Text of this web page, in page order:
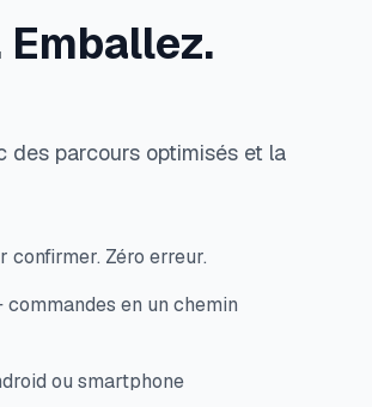
Emballez.
des parcours optimisés et la
confirmer. Zéro erreur.
commandes en un chemin
ou smartphone